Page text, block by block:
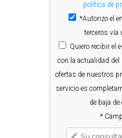
política de
*Autorizo el
terceros vía
Quiero recibir el
con la actualidad
ofertas de nuestros
servicio es
de baja de
*